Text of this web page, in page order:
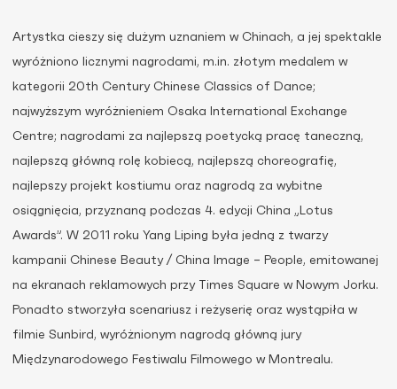
Artystka cieszy się dużym uznaniem w Chinach, a jej spektakle
wyróżniono licznymi nagrodami, m.in. złotym medalem w
kategorii 20th Century Chinese Classics of Dance;
najwyższym wyróżnieniem Osaka International Exchange
Centre; nagrodami za najlepszą poetycką pracę taneczną,
najlepszą główną rolę kobiecą, najlepszą choreografię,
najlepszy projekt kostiumu oraz nagrodą za wybitne
osiągnięcia, przyznaną podczas 4. edycji China „Lotus
Awards”. W 2011 roku Yang Liping była jedną z twarzy
kampanii Chinese Beauty / China Image – People, emitowanej
na ekranach reklamowych przy Times Square w Nowym Jorku.
Ponadto stworzyła scenariusz i reżyserię oraz wystąpiła w
filmie Sunbird, wyróżnionym nagrodą główną jury
Międzynarodowego Festiwalu Filmowego w Montrealu.